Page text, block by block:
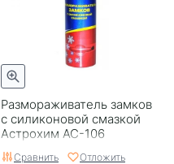
Размораживатель замков
с силиконовой смазкой
Астрохим АС-106
аэрозоль Россия 90мл
Сравнить Отложить